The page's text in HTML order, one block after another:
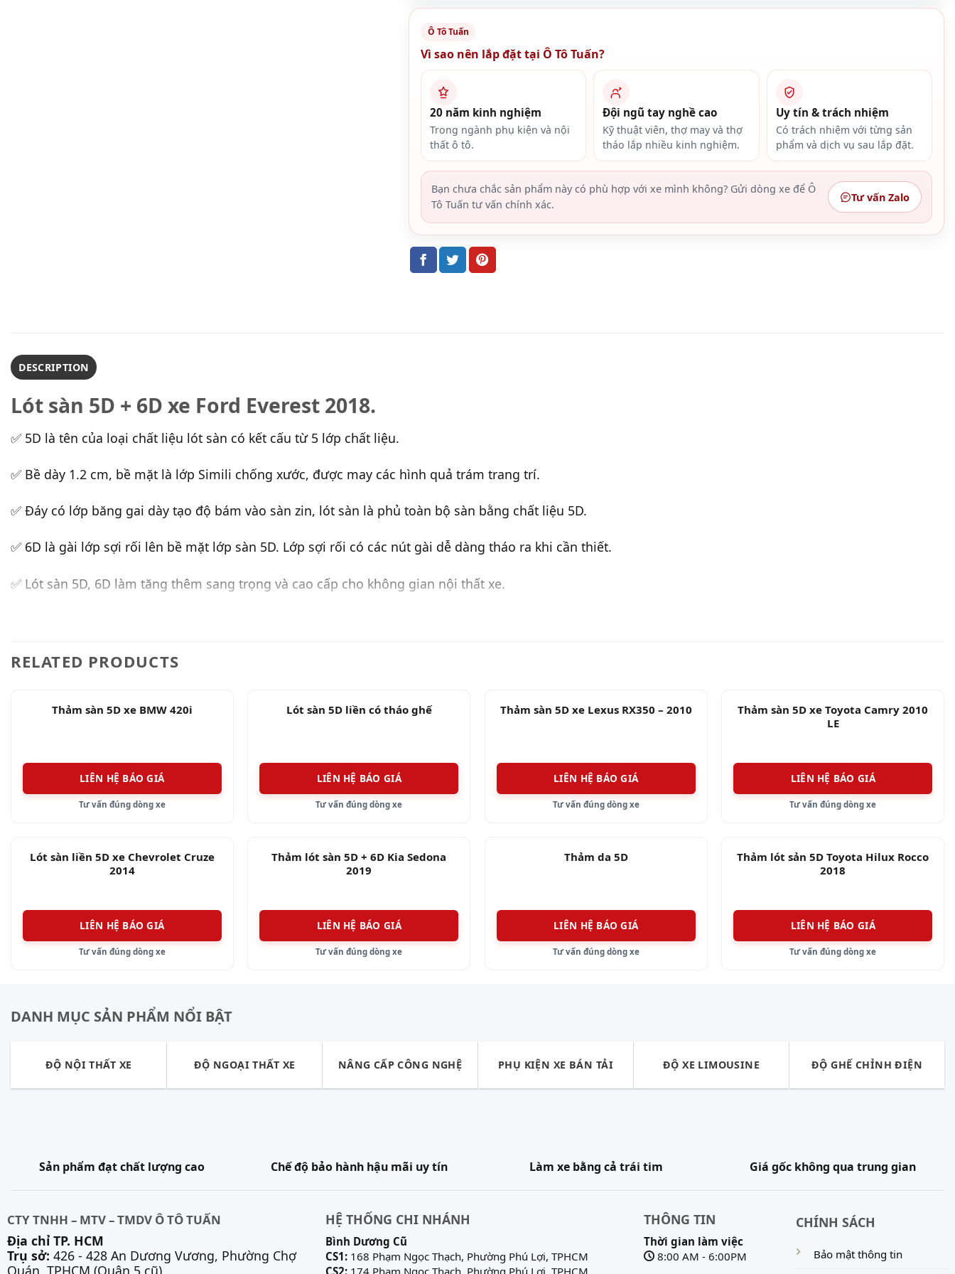
Ô Tô Tuấn
Vì sao nên lắp đặt tại Ô Tô Tuấn?
20 năm kinh nghiệm
Trong ngành phụ kiện và nội
thất ô tô.
Đội ngũ tay nghề cao
Kỹ thuật viên, thợ may và thợ
tháo lắp nhiều kinh nghiệm.
Uy tín & trách nhiệm
Có trách nhiệm với từng sản
phẩm và dịch vụ sau lắp đặt.
Bạn chưa chắc sản phẩm này có phù hợp với xe mình không? Gửi dòng xe để Ô
Tô Tuấn tư vấn chính xác.
Tư vấn Zalo
DESCRIPTION
Lót sàn 5D + 6D xe Ford Everest 2018.
✅ 5D là tên của loại chất liệu lót sàn có kết cấu từ 5 lớp chất liệu.
✅ Bề dày 1.2 cm, bề mặt là lớp Simili chống xước, được may các hình quả trám trang trí.
✅ Đáy có lớp băng gai dày tạo độ bám vào sàn zin, lót sàn là phủ toàn bộ sàn bằng chất liệu 5D.
✅ 6D là gài lớp sợi rối lên bề mặt lớp sàn 5D. Lớp sợi rối có các nút gài dễ dàng tháo ra khi cần thiết.
✅ Lót sàn 5D, 6D làm tăng thêm sang trọng và cao cấp cho không gian nội thất xe.
✅ Sàn xe Everest 2018 được lấy dấu chính xác, ôm sát các góc cạnh, làm tăng tính mỹ cho người dùng.
RELATED PRODUCTS
Thảm sàn 5D xe BMW 420i
LIÊN HỆ BÁO GIÁ
Tư vấn đúng dòng xe
Lót sàn 5D liền có tháo ghế
LIÊN HỆ BÁO GIÁ
Tư vấn đúng dòng xe
Thảm sàn 5D xe Lexus RX350 – 2010
LIÊN HỆ BÁO GIÁ
Tư vấn đúng dòng xe
Thảm sàn 5D xe Toyota Camry 2010
LE
LIÊN HỆ BÁO GIÁ
Tư vấn đúng dòng xe
Lót sàn liền 5D xe Chevrolet Cruze
2014
LIÊN HỆ BÁO GIÁ
Tư vấn đúng dòng xe
Thảm lót sàn 5D + 6D Kia Sedona
2019
LIÊN HỆ BÁO GIÁ
Tư vấn đúng dòng xe
Thảm da 5D
LIÊN HỆ BÁO GIÁ
Tư vấn đúng dòng xe
Thảm lót sản 5D Toyota Hilux Rocco
2018
LIÊN HỆ BÁO GIÁ
Tư vấn đúng dòng xe
DANH MỤC SẢN PHẨM NỔI BẬT
ĐỘ NỘI THẤT XE ĐỘ NGOẠI THẤT XE NÂNG CẤP CÔNG NGHỆ PHỤ KIỆN XE BÁN TẢI ĐỘ XE LIMOUSINE ĐỘ GHẾ CHỈNH ĐIỆN
Sản phẩm đạt chất lượng cao Chế độ bảo hành hậu mãi uy tín Làm xe bằng cả trái tim Giá gốc không qua trung gian
CTY TNHH – MTV – TMDV Ô TÔ TUẤN
Địa chỉ TP. HCM
Trụ sở: 426 - 428 An Dương Vương, Phường Chợ
Quán, TPHCM (Quận 5 cũ)
HỆ THỐNG CHI NHÁNH
Bình Dương Cũ
CS1:168 Phạm Ngọc Thạch, Phường Phú Lợi, TPHCM
CS2:174 Phạm Ngọc Thạch, Phường Phú Lợi, TPHCM
THÔNG TIN
Thời gian làm việc
8:00 AM - 6:00PM
CHÍNH SÁCH
Bảo mật thông tin